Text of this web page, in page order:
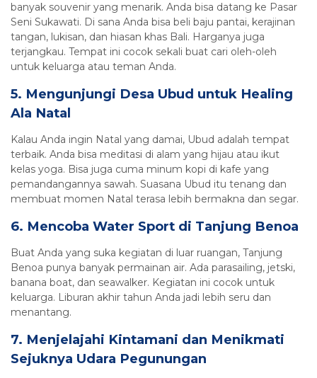
banyak souvenir yang menarik. Anda bisa datang ke Pasar
Seni Sukawati. Di sana Anda bisa beli baju pantai, kerajinan
tangan, lukisan, dan hiasan khas Bali. Harganya juga
terjangkau. Tempat ini cocok sekali buat cari oleh-oleh
untuk keluarga atau teman Anda.
5. Mengunjungi Desa Ubud untuk Healing
Ala Natal
Kalau Anda ingin Natal yang damai, Ubud adalah tempat
terbaik. Anda bisa meditasi di alam yang hijau atau ikut
kelas yoga. Bisa juga cuma minum kopi di kafe yang
pemandangannya sawah. Suasana Ubud itu tenang dan
membuat momen Natal terasa lebih bermakna dan segar.
6. Mencoba Water Sport di Tanjung Benoa
Buat Anda yang suka kegiatan di luar ruangan, Tanjung
Benoa punya banyak permainan air. Ada parasailing, jetski,
banana boat, dan seawalker. Kegiatan ini cocok untuk
keluarga. Liburan akhir tahun Anda jadi lebih seru dan
menantang.
7. Menjelajahi Kintamani dan Menikmati
Sejuknya Udara Pegunungan